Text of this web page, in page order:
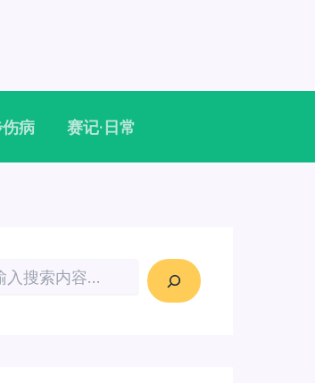
病 赛记·日常